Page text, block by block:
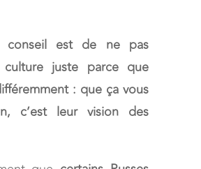
conseil est de ne pas
juste parce que
: que ça vous
c’est leur vision des